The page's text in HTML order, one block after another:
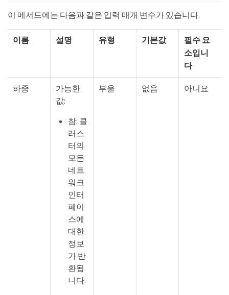
이 메서드에는 다음과 같은 입력 매개 변수가 있습니다.
이름 설명 유형 기본값
필수 요
소입니
다
하중
가능한
값:
참: 클
러스
터의
모든
네트
워크
인터
페이
스에
대한
정보
가 반
환됩
니다.
부울 없음 아니요